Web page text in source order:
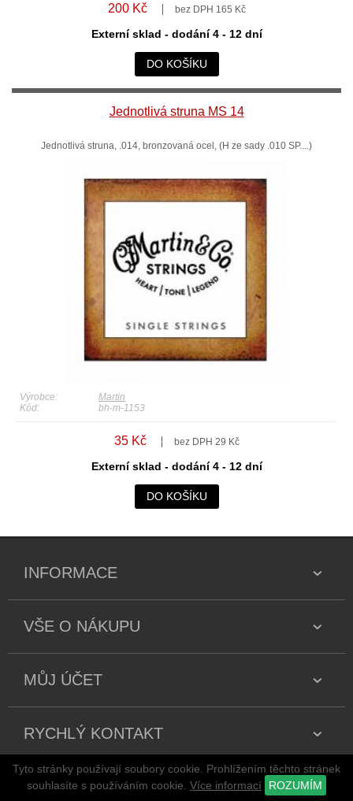
200 Kč bez DPH 165 Kč
Externí sklad - dodání 4 - 12 dní
DO KOŠÍKU
Jednotlivá struna MS 14
Jednotlivá struna, .014, bronzovaná ocel, (H ze sady .010 SP....)
Výrobce:
Martin
Kód:
bh-m-1153
35 Kč bez DPH 29 Kč
Externí sklad - dodání 4 - 12 dní
DO KOŠÍKU
INFORMACE
VŠE O NÁKUPU
MŮJ ÚČET
RYCHLÝ KONTAKT
Tyto stránky používají soubory cookie. Prohlížením těchto stránek
souhlasíte s používáním cookie. Více informací ROZUMÍM
Copyright 2026 všechna práva vyhrazena
stránky jsou vytvářeny a spravovány publikačním systémem adSYSTEM.